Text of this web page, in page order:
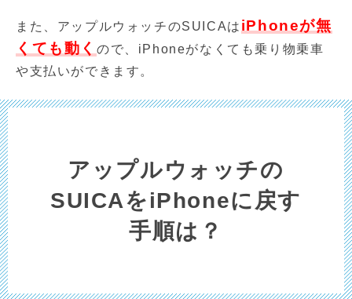
また、アップルウォッチのSUICAは iPhoneが無
くても動く ので、iPhoneがなくても乗り物乗車
や支払いができます。
アップルウォッチの
SUICAをiPhoneに戻す
手順は？